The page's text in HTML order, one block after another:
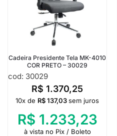
Cadeira Presidente Tela MK-4010
COR PRETO – 30029
cod: 30029
R$ 1.370,25
10x de R$137,03sem juros
R$ 1.233,23
à vista no Pix / Boleto